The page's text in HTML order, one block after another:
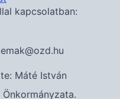
kapcsolatban:
Máté István